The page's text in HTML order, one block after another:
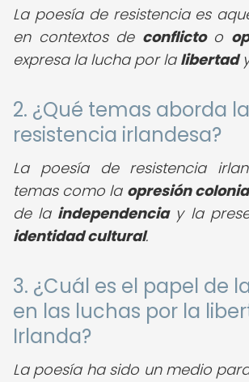
La poesía de resistencia es
en contextos de conflictoo
expresa la lucha por la libertad
2. ¿Qué temas aborda
resistencia irlandesa?
La poesía de resistencia
temas como la opresión
de la independenciay la
identidad cultural.
3. ¿Cuál es el papel de
en las luchas por la
Irlanda?
La poesía ha sido un medio